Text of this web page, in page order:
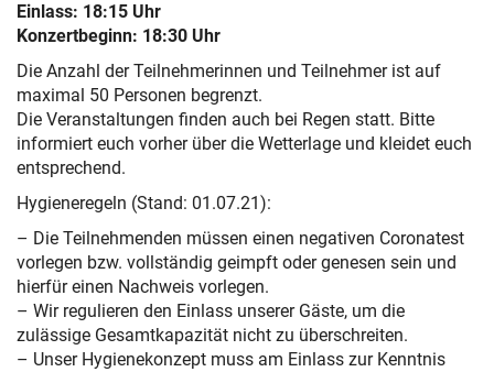
Einlass: 18:15 Uhr
Konzertbeginn: 18:30 Uhr
Die Anzahl der Teilnehmerinnen und Teilnehmer ist auf
maximal 50 Personen begrenzt.
Die Veranstaltungen finden auch bei Regen statt. Bitte
informiert euch vorher über die Wetterlage und kleidet euch
entsprechend.
Hygieneregeln (Stand: 01.07.21):
– Die Teilnehmenden müssen einen negativen Coronatest
vorlegen bzw. vollständig geimpft oder genesen sein und
hierfür einen Nachweis vorlegen.
– Wir regulieren den Einlass unserer Gäste, um die
zulässige Gesamtkapazität nicht zu überschreiten.
– Unser Hygienekonzept muss am Einlass zur Kenntnis